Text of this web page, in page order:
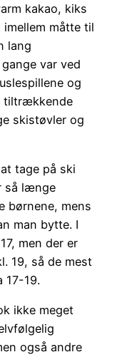
kakao, kiks
måtte til
lang
var ved
og
tiltrækkende
skistøvler og
tage på ski
så længe
børnene, mens
man bytte. I
men der er
19, så de mest
17-19.
ikke meget
også andre